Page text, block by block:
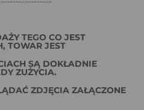
TEGO CO JEST
TOWAR JEST
SĄ DOKŁADNIE
ZUŻYCIA.
ZDJĘCIA ZAŁĄCZONE